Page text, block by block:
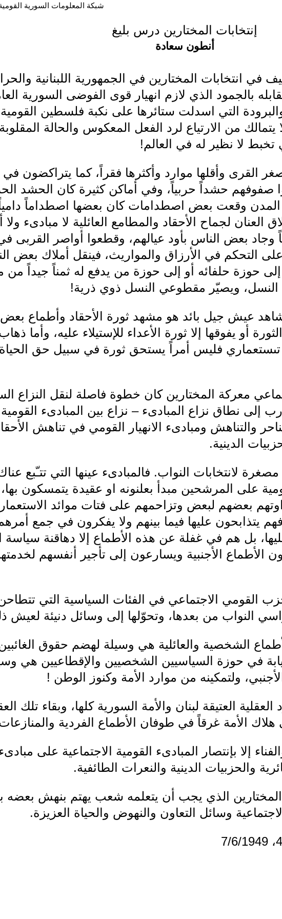
شبكة المعلومات السورية القومية
إنتخابات المختارين درس بليغ
أنطون سعادة
في انتخابات المختارين في الجمهورية اللبنانية
بالجمود الذي لازم انهيار قوى الفوضى السورية
التي اسدلت ستائرها على نكبة فلسطين
من الارتياع لرد الفعل المعكوس والحالة
لا نظير له في العالم!
القرى وأقلها موارد وأكثرها فقراً، كما يتراكضون في
صفوفهم حشداً حربياً، وفي أماكن كثيرة كان الحشد
وقعت بعض اصطدامات كان بعضها اصطداماً
العنان لجماح الأحقاد والمطامع العائلية لا مبادىء ولا
وجاد بعض الناس بأود عيالهم، وقطعوا أواصر القربى
التحكم في الأرزاق والمواريث، فينقل أملاك بعض
حوزة حلفائه أو إلى حوزة من يدفع له ثمناً جيداً من
ويصيّر مقطوعي النسل ذوي ذرية!
عيش جيل بائد هو مشهد ثورة الأحقاد وأطماع
أو يفوقها إلا ثورة الأعداء للإستيلاء عليه، وأما
تىستعماري فليس أمراً يستحق ثورة في سبيل حق
معركة المختارين كان خطوة فاصلة لنقل النزاع
إلى نطاق نزاع المبادىء – نزاع بين المبادىء القومية
والتناهش ومبادىء الانهيار القومي في تناهش الأحقاد
الدينية.
لانتخابات النواب. فالمبادىء عينها التي تتـّبع عناك
على المرشحين مبدأ بعلنونه او عقيدة يتمسكون بها،
بعضهم لبعض وتزاحمهم على فتات موائد
عليها فيما بينهم ولا يفكرون في جمع
بل هم في غفلة عن هذه الأطماع إلا دهاقنة سياسة
الأطماع الأجنبية ويسارعون إلى تأجير أنفسهم
القومي الاجتماعي في الفئات السياسية التي
النواب من بعدها، وتحوّلها إلى وسائل دنيئة لعيش
الشخصية والعائلية هي وسيلة لهضم حقوق
في حوزة السياسيين الشخصيين والإقطاعيين هي
ولتمكينه من موارد الأمة وكنوز الوطن !
العتيقة لبنان والأمة السورية كلها، وبقاء تلك
الأمة غرقاً في طوفان الأطماع الفردية
إلا بإنتصار المبادىء القومية الاجتماعية على
والحزبيات الدينية والنعرات الطائفية.
الذي يجب أن يتعلمه شعب يهتم بنهش بعضه
وسائل التعاون والنهوض والحياة العزيزة.